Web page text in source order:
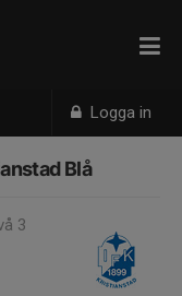
Logga in
Blå
3